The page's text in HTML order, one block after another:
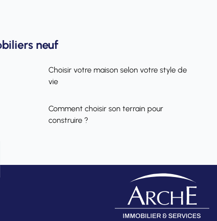
neuf
Choisir votre maison selon votre style de
vie
Comment choisir son terrain pour
construire ?